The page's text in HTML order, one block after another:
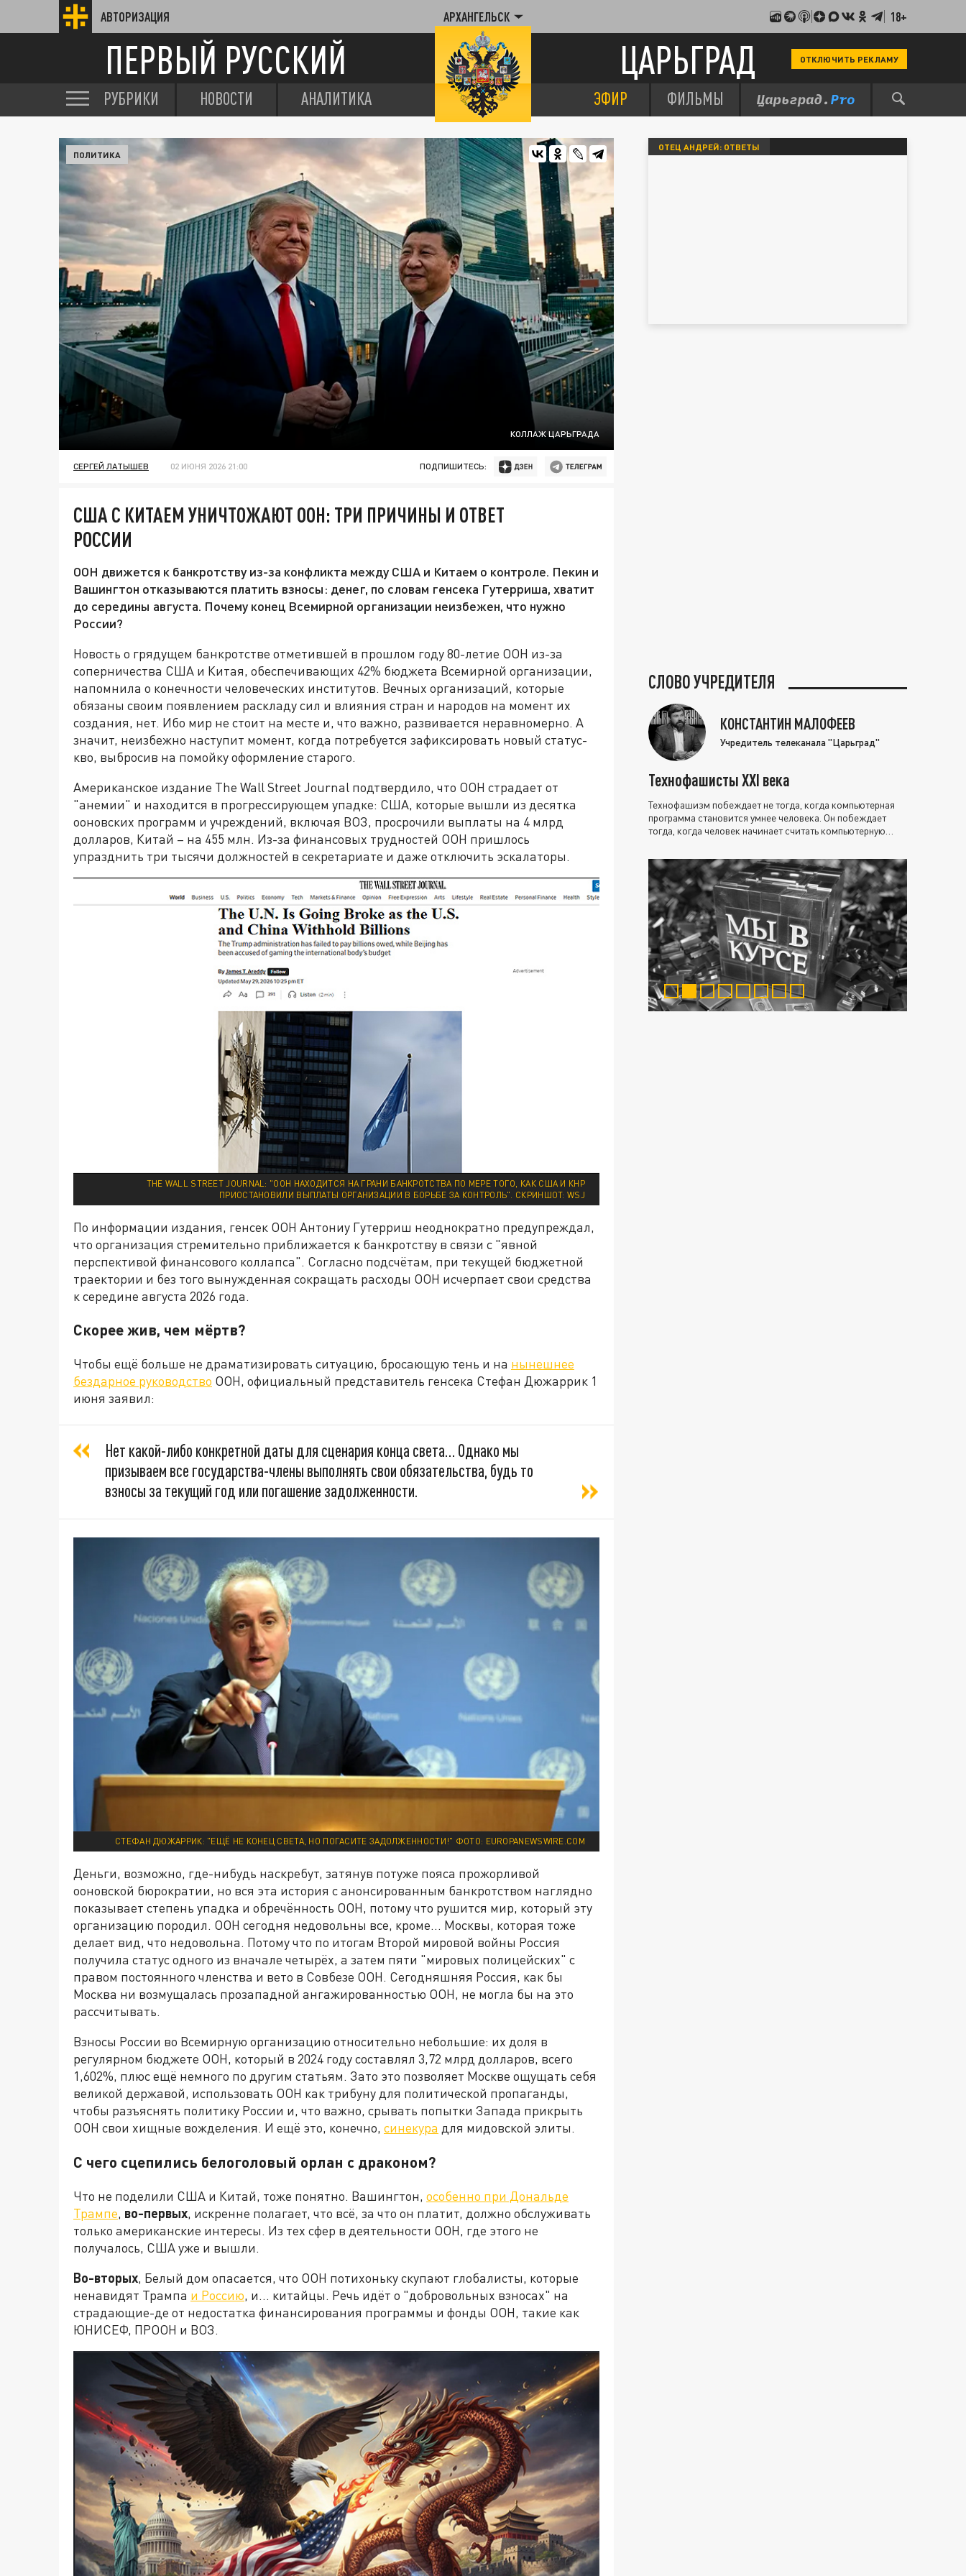
АВТОРИЗАЦИЯ АРХАНГЕЛЬСК 18+
ПЕРВЫЙ РУССКИЙ ЦАРЬГРАД ОТКЛЮЧИТЬ РЕКЛАМУ
РУБРИКИ НОВОСТИ АНАЛИТИКА ЭФИР ФИЛЬМЫ
КОЛЛАЖ ЦАРЬГРАДА
ПОЛИТИКА
СЕРГЕЙ ЛАТЫШЕВ 02 ИЮНЯ 2026 21:00 ПОДПИШИТЕСЬ:
США С КИТАЕМ УНИЧТОЖАЮТ ООН: ТРИ ПРИЧИНЫ И ОТВЕТ
РОССИИ
ООН движется к банкротству из-за конфликта между США и Китаем о контроле. Пекин и
Вашингтон отказываются платить взносы: денег, по словам генсека Гутерриша, хватит
до середины августа. Почему конец Всемирной организации неизбежен, что нужно
России?
Новость о грядущем банкротстве отметившей в прошлом году 80-летие ООН из-за
соперничества США и Китая, обеспечивающих 42% бюджета Всемирной организации,
напомнила о конечности человеческих институтов. Вечных организаций, которые
обязаны своим появлением раскладу сил и влияния стран и народов на момент их
создания, нет. Ибо мир не стоит на месте и, что важно, развивается неравномерно. А
значит, неизбежно наступит момент, когда потребуется зафиксировать новый статус-
кво, выбросив на помойку оформление старого.
Американское издание The Wall Street Journal подтвердило, что ООН страдает от
"анемии" и находится в прогрессирующем упадке: США, которые вышли из десятка
ооновских программ и учреждений, включая ВОЗ, просрочили выплаты на 4 млрд
долларов, Китай – на 455 млн. Из-за финансовых трудностей ООН пришлось
упразднить три тысячи должностей в секретариате и даже отключить эскалаторы.
THE WALL STREET JOURNAL: "ООН НАХОДИТСЯ НА ГРАНИ БАНКРОТСТВА ПО МЕРЕ ТОГО, КАК США И КНР
ПРИОСТАНОВИЛИ ВЫПЛАТЫ ОРГАНИЗАЦИИ В БОРЬБЕ ЗА КОНТРОЛЬ". СКРИНШОТ: WSJ
По информации издания, генсек ООН Антониу Гутерриш неоднократно предупреждал,
что организация стремительно приближается к банкротству в связи с "явной
перспективой финансового коллапса". Согласно подсчётам, при текущей бюджетной
траектории и без того вынужденная сокращать расходы ООН исчерпает свои средства
к середине августа 2026 года.
Скорее жив, чем мёртв?
Чтобы ещё больше не драматизировать ситуацию, бросающую тень и на нынешнее
бездарное руководство ООН, официальный представитель генсека Стефан Дюжаррик 1
июня заявил:
Нет какой-либо конкретной даты для сценария конца света… Однако мы
призываем все государства-члены выполнять свои обязательства, будь то
взносы за текущий год или погашение задолженности.
СТЕФАН ДЮЖАРРИК: "ЕЩЁ НЕ КОНЕЦ СВЕТА, НО ПОГАСИТЕ ЗАДОЛЖЕННОСТИ!" ФОТО: EUROPANEWSWIRE.COM
Деньги, возможно, где-нибудь наскребут, затянув потуже пояса прожорливой
ооновской бюрократии, но вся эта история с анонсированным банкротством наглядно
показывает степень упадка и обречённость ООН, потому что рушится мир, который эту
организацию породил. ООН сегодня недовольны все, кроме… Москвы, которая тоже
делает вид, что недовольна. Потому что по итогам Второй мировой войны Россия
получила статус одного из вначале четырёх, а затем пяти "мировых полицейских" с
правом постоянного членства и вето в Совбезе ООН. Сегодняшняя Россия, как бы
Москва ни возмущалась прозападной ангажированностью ООН, не могла бы на это
рассчитывать.
Взносы России во Всемирную организацию относительно небольшие: их доля в
регулярном бюджете ООН, который в 2024 году составлял 3,72 млрд долларов, всего
1,602%, плюс ещё немного по другим статьям. Зато это позволяет Москве ощущать себя
великой державой, использовать ООН как трибуну для политической пропаганды,
чтобы разъяснять политику России и, что важно, срывать попытки Запада прикрыть
ООН свои хищные вожделения. И ещё это, конечно, синекура для мидовской элиты.
С чего сцепились белоголовый орлан с драконом?
Что не поделили США и Китай, тоже понятно. Вашингтон, особенно при Дональде
Трампе, во-первых, искренне полагает, что всё, за что он платит, должно обслуживать
только американские интересы. Из тех сфер в деятельности ООН, где этого не
получалось, США уже и вышли.
Во-вторых, Белый дом опасается, что ООН потихоньку скупают глобалисты, которые
ненавидят Трампа и Россию, и… китайцы. Речь идёт о "добровольных взносах" на
страдающие-де от недостатка финансирования программы и фонды ООН, такие как
ЮНИСЕФ, ПРООН и ВОЗ.
ОТЕЦ АНДРЕЙ: ОТВЕТЫ
СЛОВО УЧРЕДИТЕЛЯ
КОНСТАНТИН МАЛОФЕЕВ
Учредитель телеканала "Царьград"
Технофашисты XXI века
Технофашизм побеждает не тогда, когда компьютерная
программа становится умнее человека. Он побеждает
тогда, когда человек начинает считать компьютерную